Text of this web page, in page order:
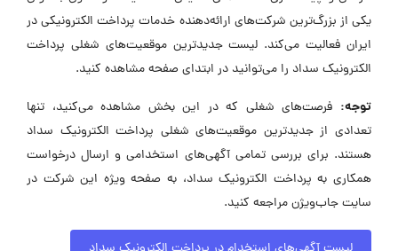
یکی از بزرگ‌ترین شرکت‌های ارائه‌دهنده خدمات پرداخت الکترونیکی در
ایران فعالیت می‌کند. لیست جدیدترین موقعیت‌های شغلی پرداخت
الکترونیک سداد را می‌توانید در ابتدای صفحه مشاهده کنید.
توجه: فرصت‌های شغلی که در این بخش مشاهده می‌کنید، تنها
تعدادی از جدیدترین موقعیت‌های شغلی پرداخت الکترونیک سداد
هستند. برای بررسی تمامی آگهی‌های استخدامی و ارسال درخواست
همکاری به پرداخت الکترونیک سداد، به صفحه ویژه این شرکت در
سایت جاب‌ویژن مراجعه کنید.